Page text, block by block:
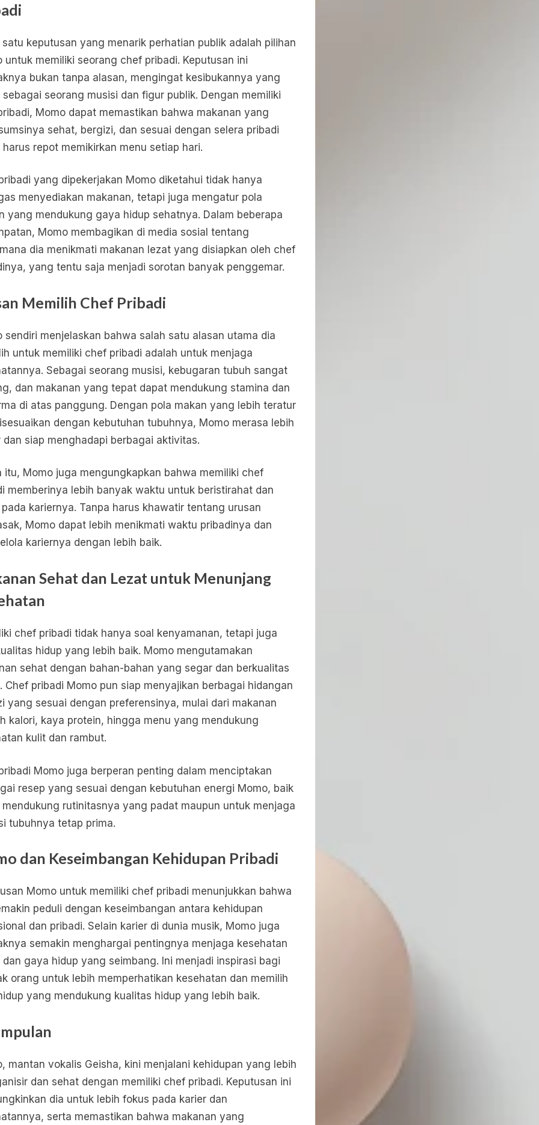
satu keputusan yang menarik perhatian publik adalah pilihan
untuk memiliki seorang chef pribadi. Keputusan ini
bukan tanpa alasan, mengingat kesibukannya yang
sebagai seorang musisi dan figur publik. Dengan memiliki
Momo dapat memastikan bahwa makanan yang
sehat, bergizi, dan sesuai dengan selera pribadi
repot memikirkan menu setiap hari.
yang dipekerjakan Momo diketahui tidak hanya
menyediakan makanan, tetapi juga mengatur pola
yang mendukung gaya hidup sehatnya. Dalam beberapa
Momo membagikan di media sosial tentang
dia menikmati makanan lezat yang disiapkan oleh chef
yang tentu saja menjadi sorotan banyak penggemar.
Memilih Chef Pribadi
sendiri menjelaskan bahwa salah satu alasan utama dia
untuk memiliki chef pribadi adalah untuk menjaga
Sebagai seorang musisi, kebugaran tubuh sangat
dan makanan yang tepat dapat mendukung stamina dan
di atas panggung. Dengan pola makan yang lebih teratur
dengan kebutuhan tubuhnya, Momo merasa lebih
dan siap menghadapi berbagai aktivitas.
itu, Momo juga mengungkapkan bahwa memiliki chef
memberinya lebih banyak waktu untuk beristirahat dan
kariernya. Tanpa harus khawatir tentang urusan
Momo dapat lebih menikmati waktu pribadinya dan
kariernya dengan lebih baik.
Sehat dan Lezat untuk Menunjang
chef pribadi tidak hanya soal kenyamanan, tetapi juga
hidup yang lebih baik. Momo mengutamakan
sehat dengan bahan-bahan yang segar dan berkualitas
Chef pribadi Momo pun siap menyajikan berbagai hidangan
yang sesuai dengan preferensinya, mulai dari makanan
kalori, kaya protein, hingga menu yang mendukung
kulit dan rambut.
Momo juga berperan penting dalam menciptakan
resep yang sesuai dengan kebutuhan energi Momo, baik
mendukung rutinitasnya yang padat maupun untuk menjaga
tubuhnya tetap prima.
dan Keseimbangan Kehidupan Pribadi
Momo untuk memiliki chef pribadi menunjukkan bahwa
peduli dengan keseimbangan antara kehidupan
dan pribadi. Selain karier di dunia musik, Momo juga
semakin menghargai pentingnya menjaga kesehatan
dan gaya hidup yang seimbang. Ini menjadi inspirasi bagi
orang untuk lebih memperhatikan kesehatan dan memilih
yang mendukung kualitas hidup yang lebih baik.
mantan vokalis Geisha, kini menjalani kehidupan yang lebih
dan sehat dengan memiliki chef pribadi. Keputusan ini
dia untuk lebih fokus pada karier dan
serta memastikan bahwa makanan yang